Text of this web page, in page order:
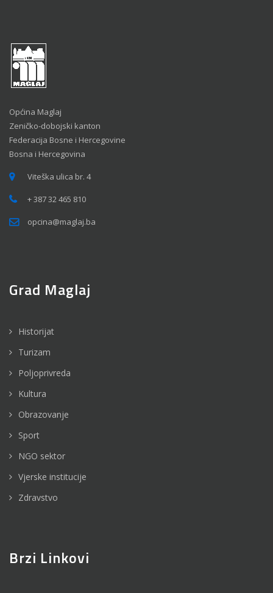
Općina Maglaj
Zeničko-dobojski kanton
Federacija Bosne i Hercegovine
Bosna i Hercegovina
Viteška ulica br. 4
+ 387 32 465 810
opcina@maglaj.ba
Grad Maglaj
Historijat
Turizam
Poljoprivreda
Kultura
Obrazovanje
Sport
NGO sektor
Vjerske institucije
Zdravstvo
Brzi Linkovi